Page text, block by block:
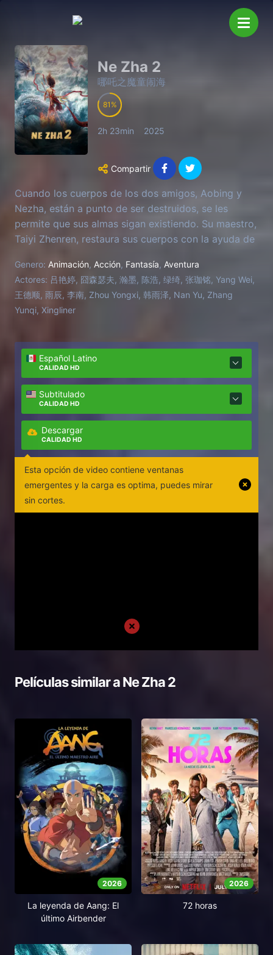
Ne Zha 2
哪吒之魔童闹海
81
2h 23min 2025
Compartir
Cuando los cuerpos de los dos amigos, Aobing y
Nezha, están a punto de ser destruidos, se les
permite que sus almas sigan existiendo. Su maestro,
Taiyi Zhenren, restaura sus cuerpos con la ayuda de
busca de enfrentar al Rey Dragón del Mar del Este,
Ao Guang.
Genero: Animación, Acción, Fantasía, Aventura
Actores: 吕艳婷, 囧森瑟夫, 瀚墨, 陈浩, 绿绮, 张珈铭, Yang Wei,
王德顺, 雨辰, 李南, Zhou Yongxi, 韩雨泽, Nan Yu, Zhang
Yunqi, Xingliner
Español Latino
CALIDAD HD
Subtitulado
CALIDAD HD
Descargar
CALIDAD HD
Esta opción de video contiene ventanas
emergentes y la carga es optima, puedes mirar
sin cortes.
Películas similar aNe Zha 2
2026
La leyenda de Aang: El
último Airbender
2026
72 horas